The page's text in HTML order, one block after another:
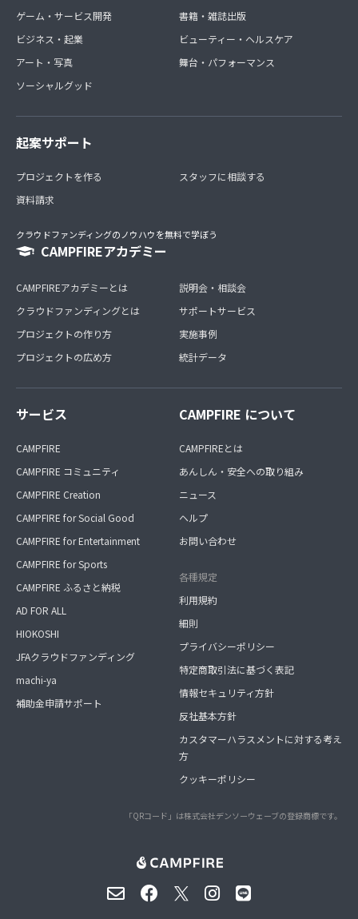
ゲーム・サービス開発
ビジネス・起業
アート・写真
ソーシャルグッド
書籍・雑誌出版
ビューティー・ヘルスケア
舞台・パフォーマンス
起案サポート
プロジェクトを作る
資料請求
スタッフに相談する
クラウドファンディングのノウハウを無料で学ぼう
CAMPFIREアカデミー
CAMPFIREアカデミーとは
クラウドファンディングとは
プロジェクトの作り方
プロジェクトの広め方
説明会・相談会
サポートサービス
実施事例
統計データ
サービス
CAMPFIRE
CAMPFIRE コミュニティ
CAMPFIRE Creation
CAMPFIRE for Social Good
CAMPFIRE for Entertainment
CAMPFIRE for Sports
CAMPFIRE ふるさと納税
AD FOR ALL
HIOKOSHI
JFAクラウドファンディング
machi-ya
補助金申請サポート
CAMPFIRE について
CAMPFIREとは
あんしん・安全への取り組み
ニュース
ヘルプ
お問い合わせ
各種規定
利用規約
細則
プライバシーポリシー
特定商取引法に基づく表記
情報セキュリティ方針
反社基本方針
カスタマーハラスメントに対する考え
方
クッキーポリシー
「QRコード」は株式会社デンソーウェーブの登録商標です。